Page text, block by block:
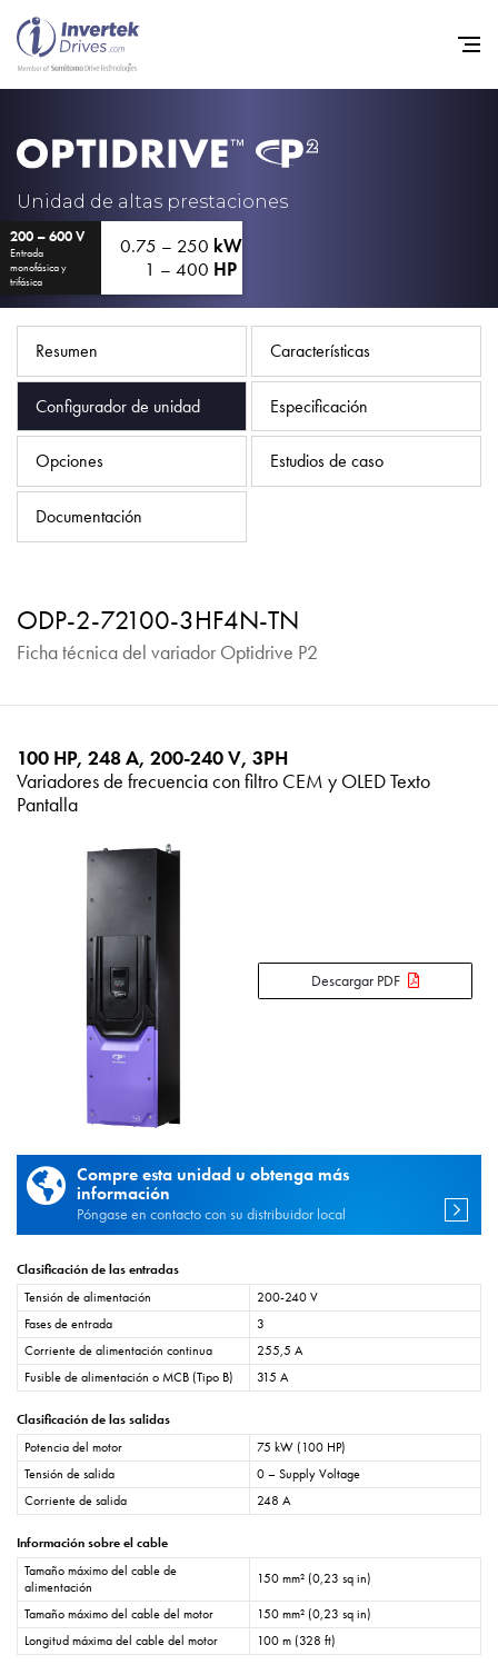
Unidad de altas prestaciones
200 – 600 V
Entrada
monofásica y
trifásica
0.75 – 250 kW
1 – 400 HP
Resumen Características
Configurador de unidad Especificación
Opciones Estudios de caso
Documentación
ODP-2-72100-3HF4N-TN
Ficha técnica del variador Optidrive P2
100 HP, 248 A, 200-240 V, 3PH
Variadores de frecuencia con filtro CEM y OLED Texto
Pantalla
Descargar PDF
Compre esta unidad u obtenga más
información
Póngase en contacto con su distribuidor local
Clasificación de las entradas
Tensión de alimentación
200-240 V
Fases de entrada
3
Corriente de alimentación continua
255,5 A
Fusible de alimentación o MCB (Tipo B)
315 A
Clasificación de las salidas
Potencia del motor
75 kW (100 HP)
Tensión de salida
0 – Supply Voltage
Corriente de salida
248 A
Información sobre el cable
Tamaño máximo del cable de
alimentación
150 mm² (0,23 sq in)
Tamaño máximo del cable del motor
150 mm² (0,23 sq in)
Longitud máxima del cable del motor
100 m (328 ft)
Home
Noticias
Empleo
Acerca de
Contacto